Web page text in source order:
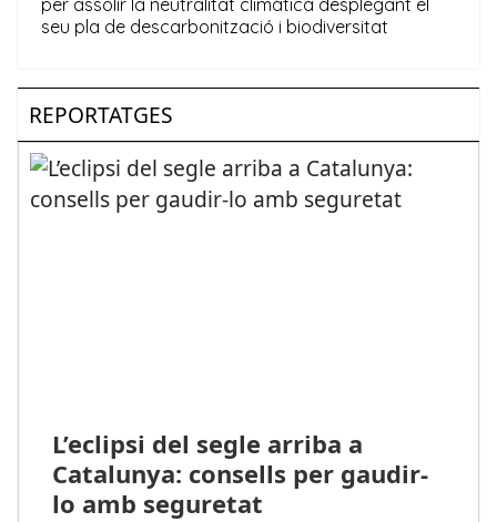
REPORTATGES
L’eclipsi del segle arriba a
Catalunya: consells per gaudir-
lo amb seguretat